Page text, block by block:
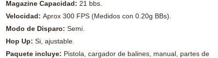
Magazine Capacidad: 21 bbs.
Velocidad: Aprox 300 FPS (Medidos con 0.20g BBs).
Modo de Disparo: Semi.
Hop Up: Si, ajustable.
Paquete incluye: Pistola, cargador de balines, manual, partes de